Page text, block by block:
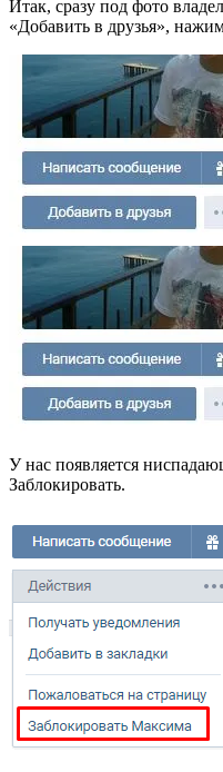
Итак, сразу под фото
«Добавить в друзья»,
У нас появляется
Заблокировать.